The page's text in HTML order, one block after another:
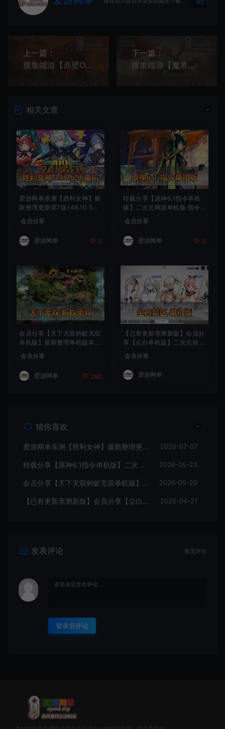
生成海
上一篇：
搜集端游【赤壁OL】单机版合集喜欢赤壁的小伙伴不要错过配套工具包
下一篇：
搜集端游【魔兽世界】90级548单机版免虚拟机一键启动智能AI机器人陪玩PVP战场精英版
相关文章
爱游网单亲测【胜利女神】最
新整理更新第7版148.10.5NI
活动148版本官服GM可无限
抽卡全剧情免虚拟机一键端视
频安装教学
会员分享
爱游网单 0
转载分享【原神6.1指令单机
版】二次元网游单机版 指令
背包 抽卡 商店 MOD 未亲测
图文教学
会员分享
爱游网单 0
会员分享【天下无双蚂蚁无双
单机版】最新整理单机版本
带GM命令后台 武侠怀旧网游
免虚拟机一键端 配套视频教
学
会员分享
爱游网单 280
【已有更新亲测新版】会员分
享【尘白单机版】二次元射击
类网游单机版一键端
会员分享
爱游网单
猜你喜欢
爱游网单亲测【胜利女神】最新整理更新第7版148.10.5NIKKE胜利女神妮姬单机版方舟活动148版本官服GM可无限抽卡全剧情免虚拟机一键端视频安装教学 2026-07-07
转载分享【原神6.1指令单机版】二次元网游单机版 指令模拟端 登录 战斗 地图 魔物 背包 抽卡 商店 MOD 未亲测图文教学 2026-05-23
会员分享【天下无双蚂蚁无双单机版】最新整理单机版本 带GM命令后台 武侠怀旧网游 免虚拟机一键端 配套视频教学 2026-05-20
【已有更新亲测新版】会员分享【尘白单机版】二次元射击类网游单机版一键端 2026-04-21
发表评论 暂无评论
登录后评论